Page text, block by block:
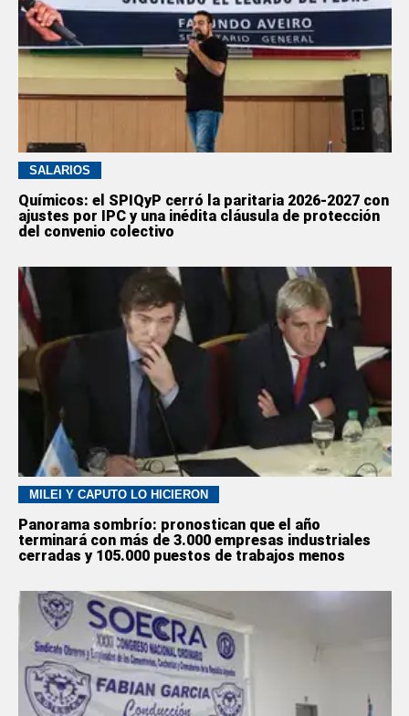
SALARIOS
Químicos: el SPIQyP cerró la paritaria 2026-2027 con
ajustes por IPC y una inédita cláusula de protección
del convenio colectivo
MILEI Y CAPUTO LO HICIERON
Panorama sombrío: pronostican que el año
terminará con más de 3.000 empresas industriales
cerradas y 105.000 puestos de trabajos menos